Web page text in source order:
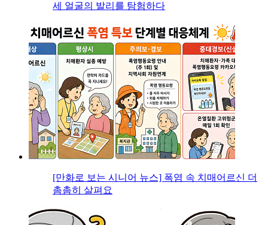
세 얼굴의 발리를 탐험하다
[만화로 보는 시니어 뉴스] 폭염 속 치매어르신 더
촘촘히 살펴요